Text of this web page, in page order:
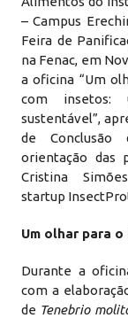
– Campus
Feira de
na Fenac, em
a oficina “Um
com insetos:
sustentável”,
de Conclusão
orientação das
Cristina
startup
Um olhar para
Durante a
com a
de Tenebrio